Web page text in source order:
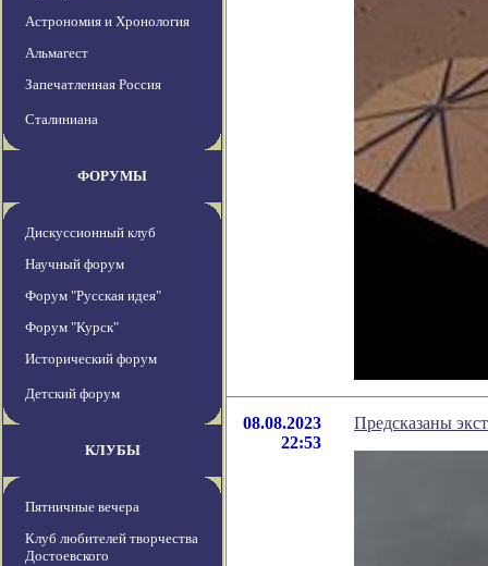
Астрономия и Хронология
Альмагест
Запечатленная Россия
Сталиниана
ФОРУМЫ
Дискуссионный клуб
Научный форум
Форум "Русская идея"
Форум "Курск"
Исторический форум
Детский форум
КЛУБЫ
Пятничные вечера
Клуб любителей творчества
Достоевского
08.08.2023
22:53
Предсказаны